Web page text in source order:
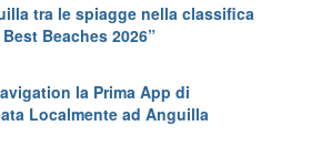
tra le spiagge nella classifica
Beaches 2026”
la Prima App di
Localmente ad Anguilla